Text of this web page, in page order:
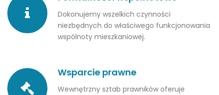
Dokonujemy wszelkich czynności
niezbędnych do właściwego funkcjonowania
wspólnoty mieszkaniowej.
Wsparcie prawne
Wewnętrzny sztab prawników oferuje